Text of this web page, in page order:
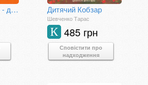
Тарас Шевченко - дітям Дитячий Кобзар
Шевченко Тарас
485 грн
К
Сповістити про
надходження